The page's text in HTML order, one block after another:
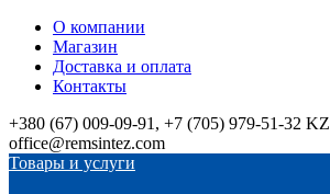
О компании
Магазин
Доставка и оплата
Контакты
+380 (67) 009-09-91, +7 (705) 979-51-32 KZ
office@remsintez.com
Товары и услуги